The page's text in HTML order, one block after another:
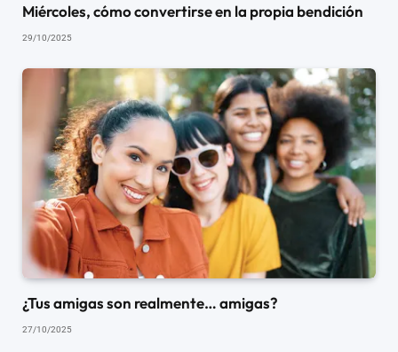
Miércoles, cómo convertirse en la propia bendición
29/10/2025
¿Tus amigas son realmente… amigas?
27/10/2025